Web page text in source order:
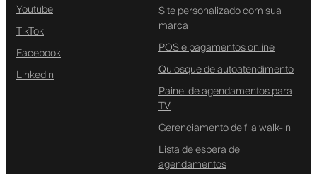
Youtube
TikTok
Facebook
Linkedin
Site personalizado com sua
marca
POS e pagamentos online
Quiosque de autoatendimento
Painel de agendamentos para
TV
Gerenciamento de fila walk-in
Lista de espera de
agendamentos